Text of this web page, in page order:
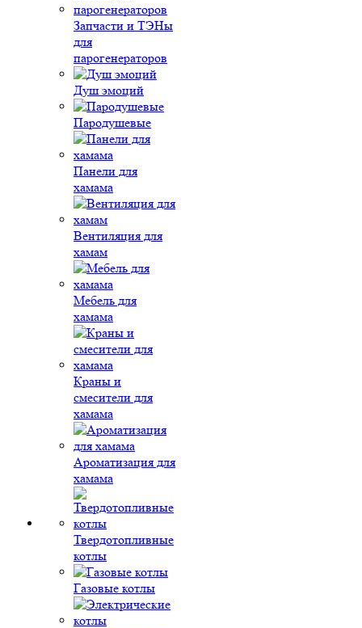
Запчасти и ТЭНы
для
парогенераторов
Душ эмоций
Пародушевые
Панели для
хамама
Вентиляция для
хамам
Мебель для
хамама
Краны и
смесители для
хамама
Ароматизация для
хамама
Твердотопливные
котлы
Газовые котлы